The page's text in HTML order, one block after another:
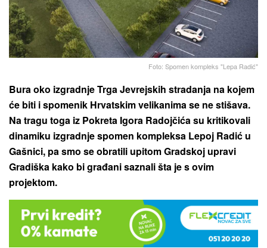
Foto: Spomen kompleks "Lepa Radić"
Bura oko izgradnje Trga Jevrejskih stradanja na kojem
će biti i spomenik Hrvatskim velikanima se ne stišava.
Na tragu toga iz Pokreta Igora Radojčića su kritikovali
dinamiku izgradnje spomen kompleksa Lepoj Radić u
Gašnici, pa smo se obratili upitom Gradskoj upravi
Gradiška kako bi građani saznali šta je s ovim
projektom.